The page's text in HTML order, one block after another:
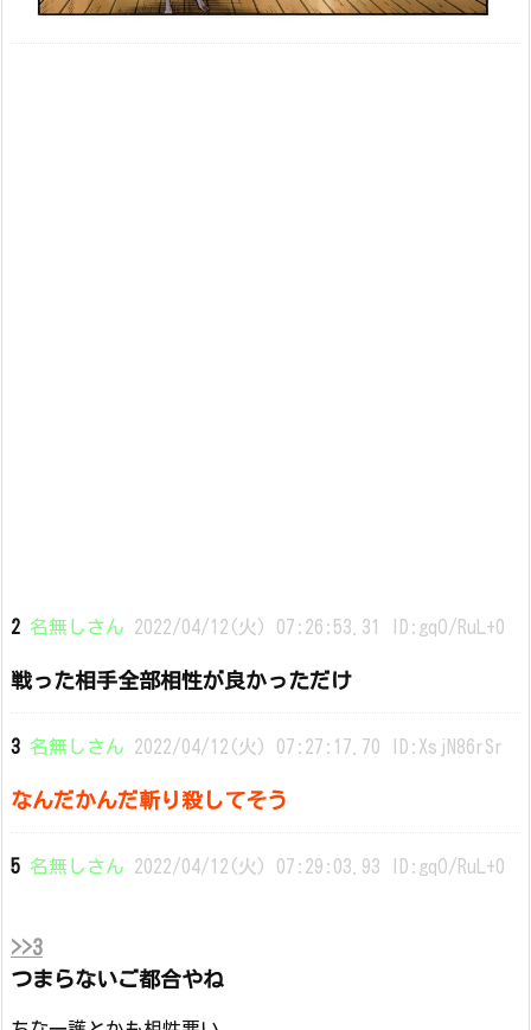
2 名無しさん 2022/04/12(火) 07:26:53.31 ID:gqO/RuL+0
戦った相手全部相性が良かっただけ
3 名無しさん 2022/04/12(火) 07:27:17.70 ID:XsjN86rSr
なんだかんだ斬り殺してそう
5 名無しさん 2022/04/12(火) 07:29:03.93 ID:gqO/RuL+0
>>3
つまらないご都合やね